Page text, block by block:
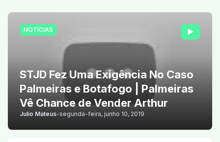
NOTÍCIAS
STJD Fez Uma Exigência No Caso
Palmeiras e Botafogo | Palmeiras
Vê Chance de Vender Arthur
Julio Mateus-segunda-feira, junho 10, 2019